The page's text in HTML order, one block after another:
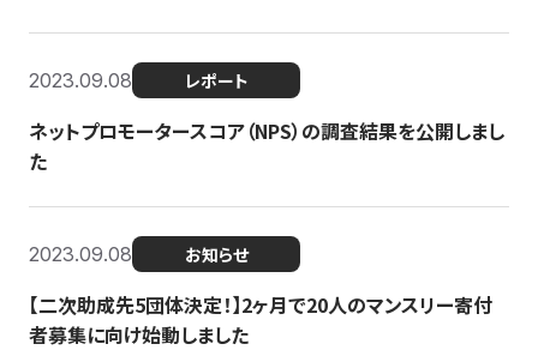
2023.09.08 レポート
ネットプロモータースコア（NPS）の調査結果を公開しまし
た
2023.09.08 お知らせ
【二次助成先5団体決定！】2ヶ月で20人のマンスリー寄付
者募集に向け始動しました